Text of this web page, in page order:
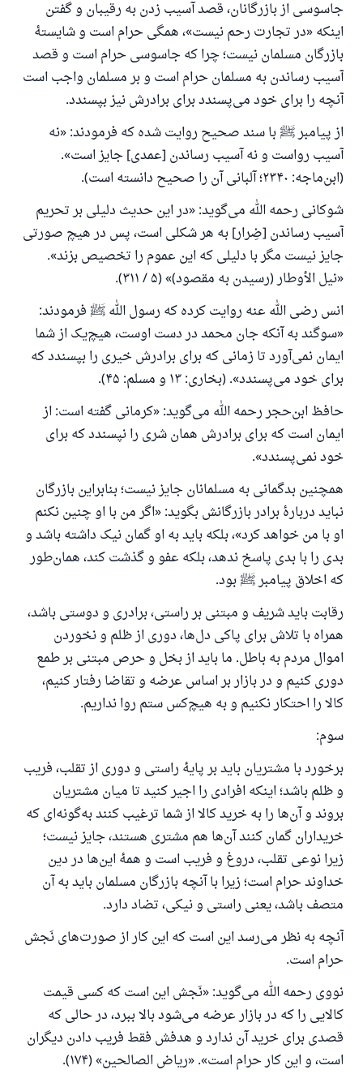
جاسوسی از بازرگانان، قصد آسیب زدن به رقیبان و گفتن
اینکه «در تجارت رحم نیست»، همگی حرام است و شایستهٔ
بازرگان مسلمان نیست؛ چرا که جاسوسی حرام است و قصد
آسیب رساندن به مسلمان حرام است و بر مسلمان واجب است
آنچه را برای خود می‌پسندد برای برادرش نیز بپسندد.
از پیامبر ﷺ با سند صحیح روایت شده که فرمودند: «نه
آسیب رواست و نه آسیب رساندن [عمدی] جایز است».
(ابن‌ماجه: ۲۳۴۰؛ آلبانی آن را صحیح دانسته است).
شوکانی رحمه الله می‌گوید: «در این حدیث دلیلی بر تحریم
آسیب رساندن [ضِرار] به هر شکلی است، پس در هیچ صورتی
جایز نیست مگر با دلیلی که این عموم را تخصیص بزند».
«نيل الأوطار (رسیدن به مقصود)» (۵ / ۳۱۱).
انس رضی الله عنه روایت کرده که رسول الله ﷺ فرمودند:
«سوگند به آنکه جان محمد در دست اوست، هیچ‌یک از شما
ایمان نمی‌آورد تا زمانی که برای برادرش خیری را بپسندد که
برای خود می‌پسندد». (بخاری: ۱۳ و مسلم: ۴۵).
حافظ ابن‌حجر رحمه الله می‌گوید: «کرمانی گفته است: از
ایمان است که برای برادرش همان شری را نپسندد که برای
خود نمی‌پسندد».
همچنین بدگمانی به مسلمانان جایز نیست؛ بنابراین بازرگان
نباید دربارهٔ برادر بازرگانش بگوید: «اگر من با او چنین نکنم
او با من خواهد کرد»، بلکه باید به او گمان نیک داشته باشد و
بدی را با بدی پاسخ ندهد، بلکه عفو و گذشت کند، همان‌طور
که اخلاق پیامبر ﷺ بود.
رقابت باید شریف و مبتنی بر راستی، برادری و دوستی باشد،
همراه با تلاش برای پاکی دل‌ها، دوری از ظلم و نخوردن
اموال مردم به باطل. ما باید از بخل و حرص مبتنی بر طمع
دوری کنیم و در بازار بر اساس عرضه و تقاضا رفتار کنیم،
کالا را احتکار نکنیم و به هیچ‌کس ستم روا نداریم.
سوم:
برخورد با مشتریان باید بر پایهٔ راستی و دوری از تقلب، فریب
و ظلم باشد؛ اینکه افرادی را اجیر کنید تا میان مشتریان
بروند و آن‌ها را به خرید کالا از شما ترغیب کنند به‌گونه‌ای که
خریداران گمان کنند آن‌ها هم مشتری هستند، جایز نیست؛
زیرا نوعی تقلب، دروغ و فریب است و همهٔ این‌ها در دین
خداوند حرام است؛ زیرا با آنچه بازرگان مسلمان باید به آن
متصف باشد، یعنی راستی و نیکی، تضاد دارد.
آنچه به نظر می‌رسد این است که این کار از صورت‌های نَجش
حرام است.
نووی رحمه الله می‌گوید: «نَجش این است که کسی قیمت
کالایی را که در بازار عرضه می‌شود بالا ببرد، در حالی که
قصدی برای خرید آن ندارد و هدفش فقط فریب دادن دیگران
است، و این کار حرام است». «رياض الصالحين» (۱۷۴).
یاری می‌دهد.
رسول الله صلی الله علیه وسلم می‌فرماید
آنکه به سوی خیری راهنمایی کند مانند پاداش انجام
دهنده‌اش را خواهد داشت
(مسلم: ۱۸۹۳)
همکاری